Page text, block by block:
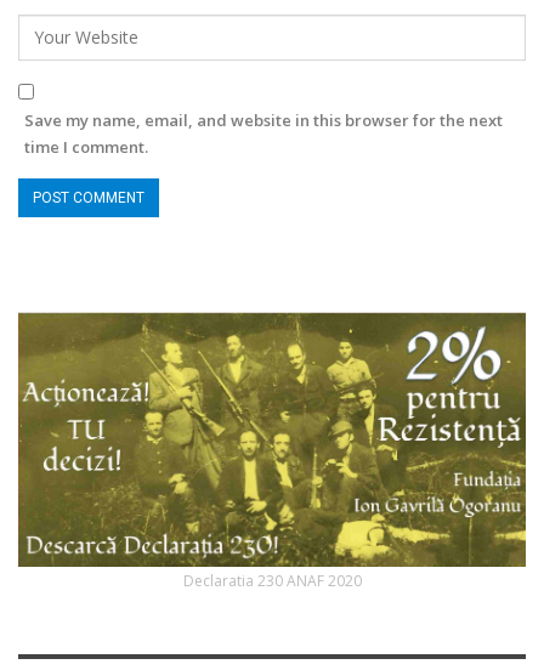
Save my name, email, and website in this browser for the next
time I comment.
Declaratia 230 ANAF 2020